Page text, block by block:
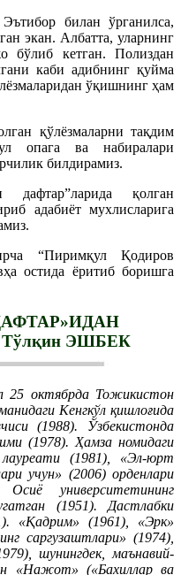
билан ўрганилса,
экан. Албатта, уларнинг
бўлиб кетган. Полиздан
каби адибнинг қуйма
ўқишнинг ҳам
қўлёзмаларни тақдим
опага ва набиралари
билдирамиз.
қолган
адабиёт мухлисларига
“Пиримқул Қодиров
остида ёритиб боришга
Тўлқин ЭШБЕК
октябрда Тожикистон
Кенгкўл қишлоғида
(1988). Ўзбекистонда
(1978). Ҳамза номидаги
(1981), «Эл-юрт
учун» (2006) орденлари
университетининг
(1951). Дастлабки
«Қадрим» (1961), «Эрк»
саргузаштлари» (1974),
шунингдек, маънавий-
«Нажот» («Бахиллар ва